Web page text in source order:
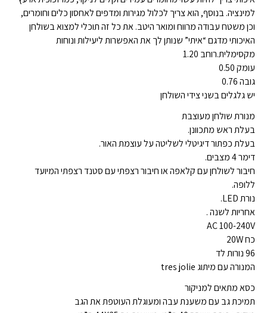
למינציה. בנוסף, הוא צריך לכלול מגירות ומדפים לאחסון כלים וחומרים,
וכן משטח עבודה מרווח ומואר היטב. את כל זה תוכלי למצוא בשולחן
האיכותי מדגם “איתי” שנותן לך את האפשרות ליעילות ונוחות
מקסימלית.רוחב 1.20
עומק 0.50
גובה 0.76
יש גלגלים בשני צידי השולחן
מנורת שולחן מעוצבת
בעלת ראש מתכוונן.
בעלת כפתור דיגיטלי לשליטה על עוצמת האור.
דימר 4 מצבים.
חיבור לשולחן עם קלאפה או חיבור רצפתי עם סטנד רצפתי המיועד
ללופה.
נורת LED.
אחריות לשנה .
AC 100-240V
כח 20W
96 נורות לד
המנורה עם מיתוג tres jolie
כסא מתאים למניקור
תמיכת גב עם משענת עבה ומעוגלת העוטפת את הגב